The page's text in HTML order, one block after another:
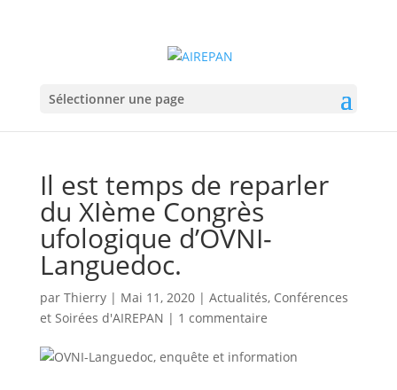
Sélectionner une page
Il est temps de reparler
du XIème Congrès
ufologique d’OVNI-
Languedoc.
par Thierry| Mai 11, 2020| Actualités, Conférences
et Soirées d'AIREPAN | 1 commentaire